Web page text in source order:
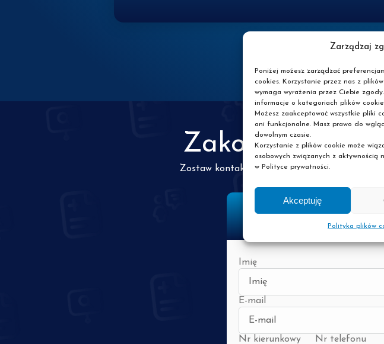
Zarządzaj
Poniżej możesz zarządzać
cookies. Korzystanie przez nas z
wymaga wyrażenia przez Ciebie
informacje o kategoriach plików
Możesz zaakceptować wszystkie pliki
ani funkcjonalne. Masz prawo do
dowolnym czasie.
Korzystanie z plików cookie może
osobowych związanych z aktywnością
w Polityce prywatności.
Akceptuję
Polityka plików
Zakończyliśmy
Zostaw kontakt do siebie, a my damy Ci znać
Imię
E-mail
Nr kierunkowy Nr telefonu